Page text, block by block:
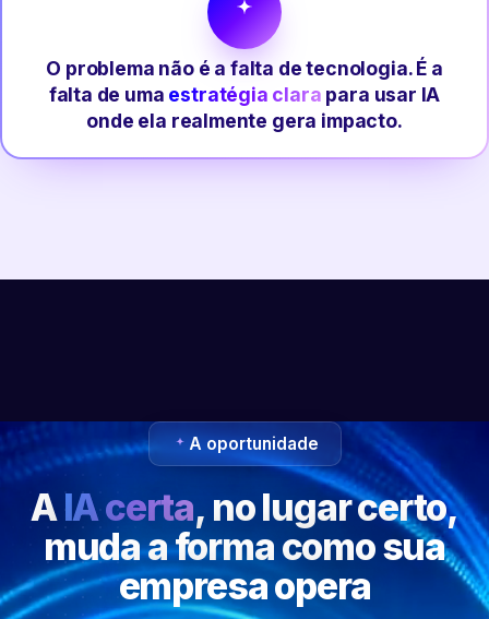
O problema não é a falta de tecnologia. É a
falta de uma estratégia clara para usar IA
onde ela realmente gera impacto.
A oportunidade
AIA certa, no lugar certo,
muda a forma como sua
empresa opera